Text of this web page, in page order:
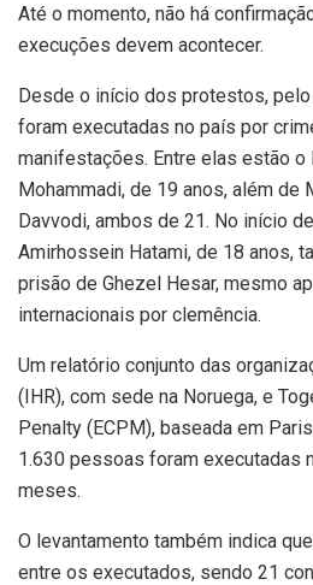
Até o momento, não há
execuções devem acontecer.
Desde o início dos protestos,
foram executadas no país por
manifestações. Entre elas estão o
Mohammadi, de 19 anos, além de
Davvodi, ambos de 21. No início
Amirhossein Hatami, de 18 anos,
prisão de Ghezel Hesar, mesmo
internacionais por clemência.
Um relatório conjunto das
(IHR), com sede na Noruega, e
Penalty (ECPM), baseada em
1.630 pessoas foram executadas
meses.
O levantamento também indica
entre os executados, sendo 21